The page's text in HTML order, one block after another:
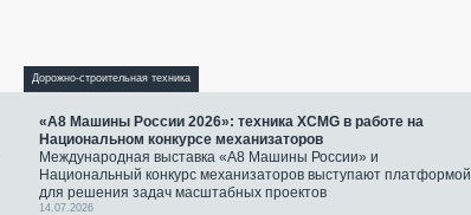
Дорожно-строительная техника
«А8 Машины России 2026»: техника XCMG в работе на
Национальном конкурсе механизаторов
Международная выставка «А8 Машины России» и
Национальный конкурс механизаторов выступают платформой
для решения задач масштабных проектов
14.07.2026